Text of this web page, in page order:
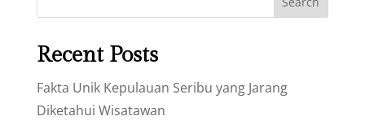
Recent Posts
Fakta Unik Kepulauan Seribu yang Jarang
Diketahui Wisatawan